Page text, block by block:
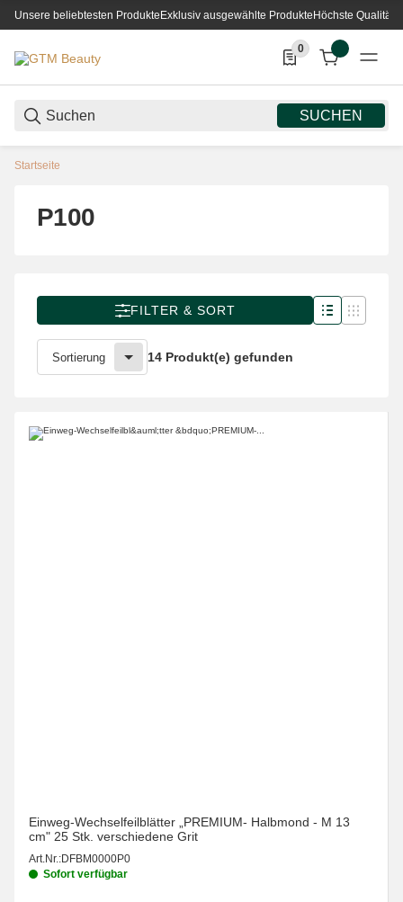
Unsere beliebtesten ProdukteExklusiv ausgewählte ProdukteHöchste Qualität
SUCHEN
0
0 Produkte in der
Startseite
P100
FILTER & SORT
Sortierung 14 Produkt(e) gefunden
Einweg-Wechselfeilblätter „PREMIUM- Halbmond - M 13
cm" 25 Stk. verschiedene Grit
Art.Nr.:DFBM0000P0
Sofort verfügbar